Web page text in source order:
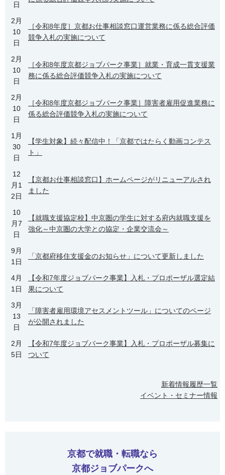
日
2月
10
日
［令和8年度］京都お仕事相談窓口運営業務に係る総合評価
競争入札の実施について
2月
10
日
［令和8年度京都ジョブパーク事業］就業・育成一貫支援業
務に係る総合評価競争入札の実施について
2月
10
日
［令和8年度京都ジョブパーク事業］障害者雇用促進業務に
係る総合評価競争入札の実施について
1月
30
日
【学生対象】続々配信中！「京都ではたらく動画コンテス
ト」
12
月1
2日
【京都お仕事相談窓口】ホームページがリニューアルされ
ました
10
月7
日
【就職支援協定校】中京圏の学生に対する府内就職支援を
強化～中京圏の大学との協定・企業交流会～
9月
1日
「京都府移住支援金のお知らせ」について更新しました
4月
1日
【令和7年度ジョブパーク事業】入札・プロポーザル選定結
果について
3月
13
日
「障害者雇用環境アセスメントツール」についてのページ
が公開されました
2月
5日
【令和7年度ジョブパーク事業】入札・プロポーザル募集に
ついて
新着情報履歴一覧
イベント・セミナー情報
京都で就職・転職なら
京都ジョブパークへ